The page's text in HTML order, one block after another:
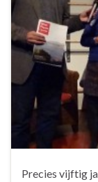
Precies vijftig